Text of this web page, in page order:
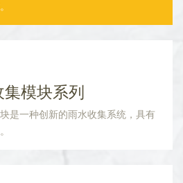
模块系列
是一种创新的雨水收集系统，具有